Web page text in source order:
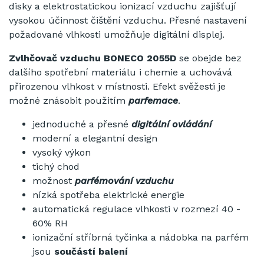
disky a elektrostatickou ionizací vzduchu zajišťují
vysokou účinnost čištění vzduchu. Přesné nastavení
požadované vlhkosti umožňuje digitální displej.
Zvlhčovač vzduchu BONECO 2055D se obejde bez
dalšího spotřební materiálu i chemie a uchovává
přirozenou vlhkost v místnosti. Efekt svěžesti je
možné znásobit použitím parfemace.
jednoduché a přesné digitální ovládání
moderní a elegantní design
vysoký výkon
tichý chod
možnost parfémování vzduchu
nízká spotřeba elektrické energie
automatická regulace vlhkosti v rozmezí 40 -
60% RH
ionizační stříbrná tyčinka a nádobka na parfém
jsou součástí balení